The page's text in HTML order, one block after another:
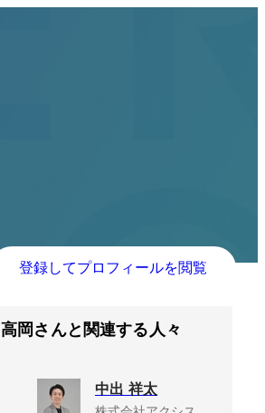
登録してプロフィールを閲覧
高岡さんと関連する人々
中出 祥太